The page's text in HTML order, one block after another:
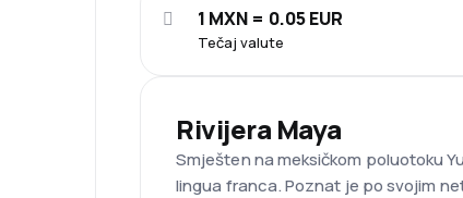
Tečaj valute
1 MXN = 0.05 EUR
Rivijera Maya
Smješten na meksičkom poluotoku
lingua franca. Poznat je po svojim